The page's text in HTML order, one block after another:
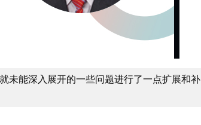
未能深入展开的一些问题进行了一点扩展和补